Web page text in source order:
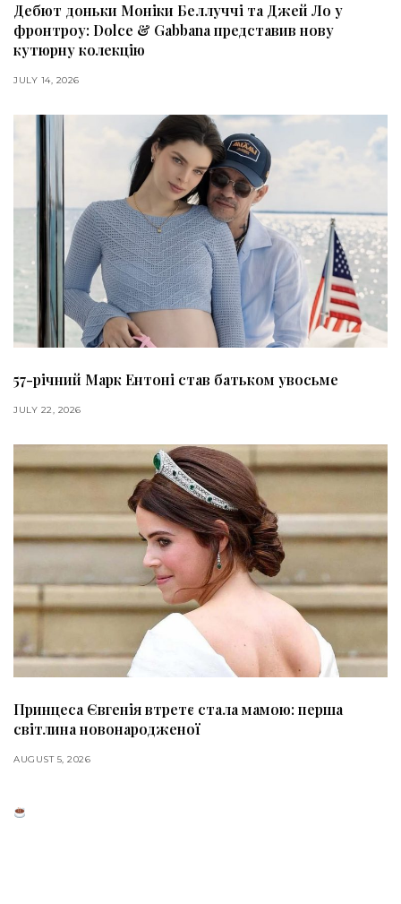
Дебют доньки Моніки Беллуччі та Джей Ло у
фронтроу: Dolce & Gabbana представив нову
кутюрну колекцію
JULY 14, 2026
57-річний Марк Ентоні став батьком увосьме
JULY 22, 2026
Принцеса Євгенія втретє стала мамою: перша
світлина новонародженої
AUGUST 5, 2026